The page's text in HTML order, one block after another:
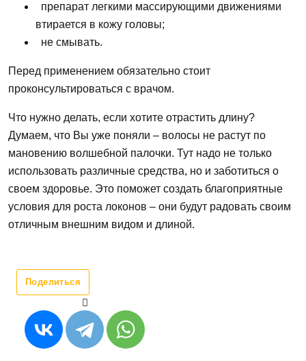
препарат легкими массирующими движениями
втирается в кожу головы;
не смывать.
Перед применением обязательно стоит
проконсультироваться с врачом.
Что нужно делать, если хотите отрастить длину?
Думаем, что Вы уже поняли – волосы не растут по
мановению волшебной палочки. Тут надо не только
использовать различные средства, но и заботиться о
своем здоровье. Это поможет создать благоприятные
условия для роста локонов – они будут радовать своим
отличным внешним видом и длиной.
Поделиться